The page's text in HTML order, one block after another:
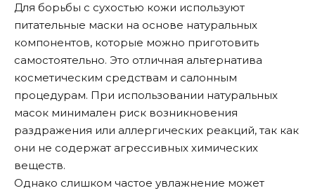
Для борьбы с сухостью кожи используют
питательные маски на основе натуральных
компонентов, которые можно приготовить
самостоятельно. Это отличная альтернатива
косметическим средствам и салонным
процедурам. При использовании натуральных
масок минимален риск возникновения
раздражения или аллергических реакций, так как
они не содержат агрессивных химических
веществ.
Однако слишком частое увлажнение может